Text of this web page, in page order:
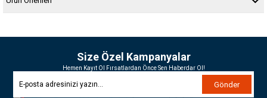
Size Özel Kampanyalar
Hemen Kayıt Ol Fırsatlardan Önce Sen Haberdar Ol!
Gönder